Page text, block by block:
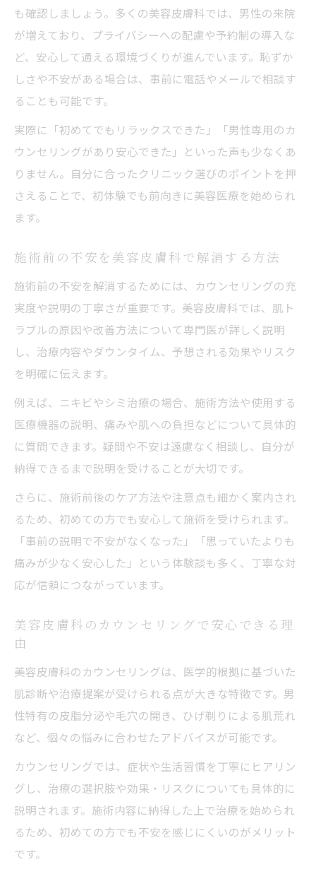
も確認しましょう。多くの美容皮膚科では、男性の来院
が増えており、プライバシーへの配慮や予約制の導入な
ど、安心して通える環境づくりが進んでいます。恥ずか
しさや不安がある場合は、事前に電話やメールで相談す
ることも可能です。
実際に「初めてでもリラックスできた」「男性専用のカ
ウンセリングがあり安心できた」といった声も少なくあ
りません。自分に合ったクリニック選びのポイントを押
さえることで、初体験でも前向きに美容医療を始められ
ます。
施術前の不安を美容皮膚科で解消する方法
施術前の不安を解消するためには、カウンセリングの充
実度や説明の丁寧さが重要です。美容皮膚科では、肌ト
ラブルの原因や改善方法について専門医が詳しく説明
し、治療内容やダウンタイム、予想される効果やリスク
を明確に伝えます。
例えば、ニキビやシミ治療の場合、施術方法や使用する
医療機器の説明、痛みや肌への負担などについて具体的
に質問できます。疑問や不安は遠慮なく相談し、自分が
納得できるまで説明を受けることが大切です。
さらに、施術前後のケア方法や注意点も細かく案内され
るため、初めての方でも安心して施術を受けられます。
「事前の説明で不安がなくなった」「思っていたよりも
痛みが少なく安心した」という体験談も多く、丁寧な対
応が信頼につながっています。
美容皮膚科のカウンセリングで安心できる理
由
美容皮膚科のカウンセリングは、医学的根拠に基づいた
肌診断や治療提案が受けられる点が大きな特徴です。男
性特有の皮脂分泌や毛穴の開き、ひげ剃りによる肌荒れ
など、個々の悩みに合わせたアドバイスが可能です。
カウンセリングでは、症状や生活習慣を丁寧にヒアリン
グし、治療の選択肢や効果・リスクについても具体的に
説明されます。施術内容に納得した上で治療を始められ
るため、初めての方でも不安を感じにくいのがメリット
です。